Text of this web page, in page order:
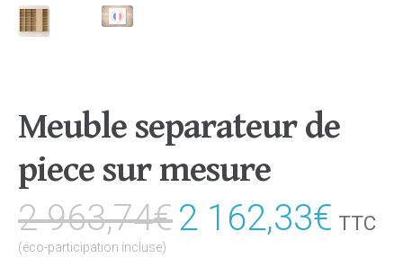
Meuble separateur de
piece sur mesure
2 963,74€Le
2 162,33€Le
TTC
(éco-participation incluse)